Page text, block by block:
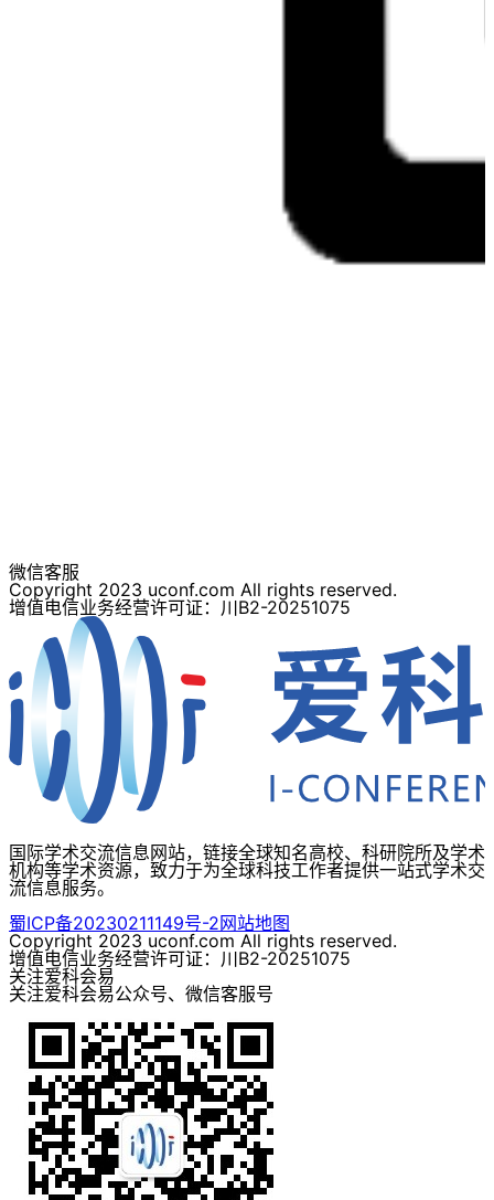
微信客服
Copyright 2023 uconf.com All rights reserved.
增值电信业务经营许可证：川B2-20251075
国际学术交流信息网站，链接全球知名高校、科研院所及学术
机构等学术资源，致力于为全球科技工作者提供一站式学术交
流信息服务。
蜀ICP备20230211149号-2网站地图
Copyright 2023 uconf.com All rights reserved.
增值电信业务经营许可证：川B2-20251075
关注爱科会易
关注爱科会易公众号、微信客服号